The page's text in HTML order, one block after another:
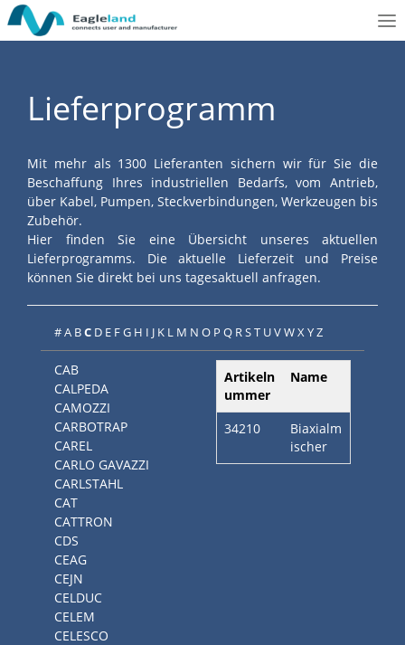
Lieferprogramm
Mit mehr als 1300 Lieferanten sichern wir für Sie die
Beschaffung Ihres industriellen Bedarfs, vom Antrieb,
über Kabel, Pumpen, Steckverbindungen, Werkzeugen bis
Zubehör.
Hier finden Sie eine Übersicht unseres aktuellen
Lieferprogramms. Die aktuelle Lieferzeit und Preise
können Sie direkt bei uns tagesaktuell anfragen.
#A BC D E FG H I J K L M N O P Q RST UVWXYZ
CAB
CALPEDA
CAMOZZI
CARBOTRAP
CAREL
CARLO GAVAZZI
CARLSTAHL
CAT
CATTRON
CDS
CEAG
CEJN
CELDUC
CELEM
CELESCO
Artikeln
ummer
Name
34210
Biaxialm
ischer